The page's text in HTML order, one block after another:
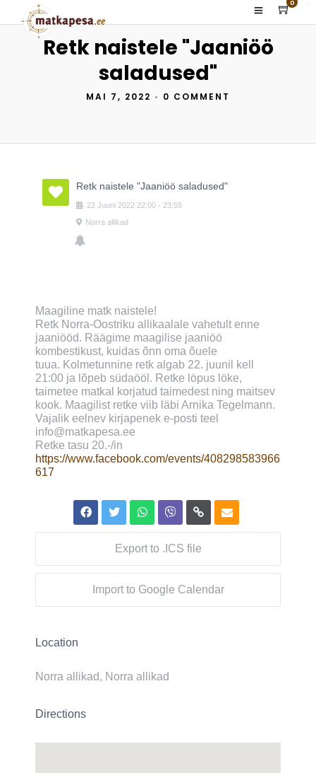
0
Retk naistele "Jaaniöö
saladused"
MAI 7, 2022 • 0 COMMENT
Retk naistele "Jaaniöö saladused"
22 Juuni 2022 22:00 - 23:55
Norra allikad
Maagiline matk naistele!
Retk Norra-Oostriku allikaalale vahetult enne
jaaniööd. Räägime maagilise jaaniöö
kombestikust, kuidas õnn oma õuele
tuua. Kolmetunnine retk algab 22. juunil kell
21:00 ja lõpeb südaööl. Retke löpus löke,
taimetee matkal korjatud taimedest ning maitsev
kook. Maagilist retke viib läbi Arnika Tegelmann.
Vajalik eelnev kirjapenek e-posti teel
info@matkapesa.ee
Retke tasu 20.-/in
https://www.facebook.com/events/408298583966
617
Export to .ICS file
Import to Google Calendar
Location
Norra allikad, Norra allikad
Directions